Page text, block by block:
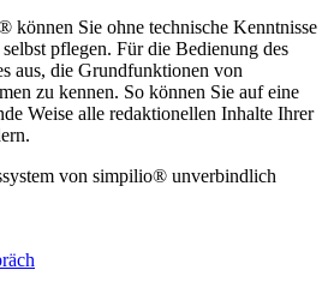
können Sie ohne technische Kenntnisse
pflegen. Für die Bedienung des
aus, die Grundfunktionen von
zu kennen. So können Sie auf eine
Weise alle redaktionellen Inhalte Ihrer
von simpilio® unverbindlich